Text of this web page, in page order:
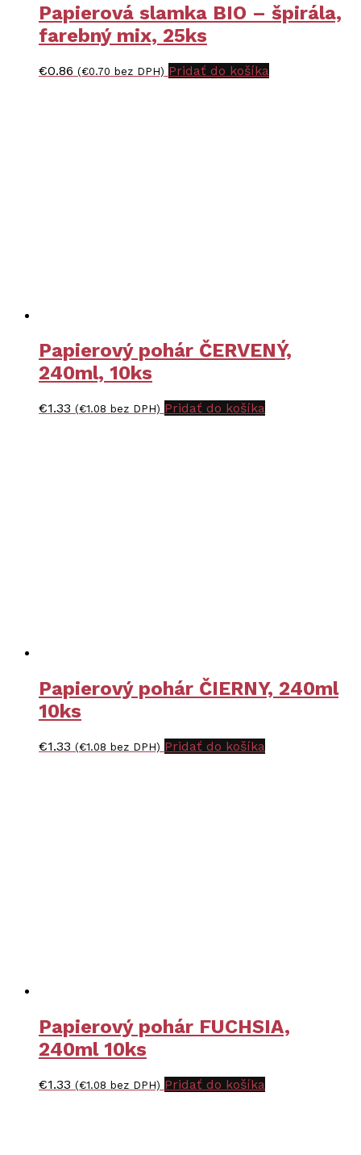
Papierová slamka BIO – špirála,
farebný mix, 25ks
€0.86 (€0.70 bez DPH) Pridať do košíka
Papierový pohár ČERVENÝ,
240ml, 10ks
€1.33 (€1.08 bez DPH) Pridať do košíka
Papierový pohár ČIERNY, 240ml
10ks
€1.33 (€1.08 bez DPH) Pridať do košíka
Papierový pohár FUCHSIA,
240ml 10ks
€1.33 (€1.08 bez DPH) Pridať do košíka